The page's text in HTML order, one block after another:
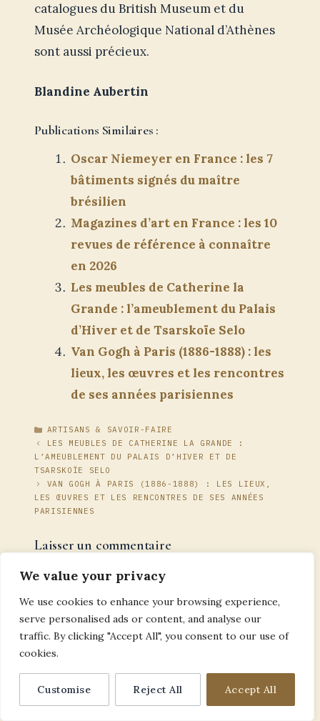
We value your privacy
We use cookies to enhance your browsing experience,
serve personalised ads or content, and analyse our
traffic. By clicking "Accept All", you consent to our use of
cookies.
Customise Reject All Accept All
catalogues du British Museum et du
Musée Archéologique National d’Athènes
sont aussi précieux.
Blandine Aubertin
Publications Similaires :
Oscar Niemeyer en France : les 7
bâtiments signés du maître
brésilien
Magazines d’art en France : les 10
revues de référence à connaître
en 2026
Les meubles de Catherine la
Grande : l’ameublement du Palais
d’Hiver et de Tsarskoïe Selo
Van Gogh à Paris (1886-1888) : les
lieux, les œuvres et les rencontres
de ses années parisiennes
CATÉGORIES
ARTISANS & SAVOIR-FAIRE
LES MEUBLES DE CATHERINE LA GRANDE :
L’AMEUBLEMENT DU PALAIS D’HIVER ET DE
TSARSKOÏE SELO
VAN GOGH À PARIS (1886-1888) : LES LIEUX,
LES ŒUVRES ET LES RENCONTRES DE SES ANNÉES
PARISIENNES
Laisser un commentaire
Commentaire